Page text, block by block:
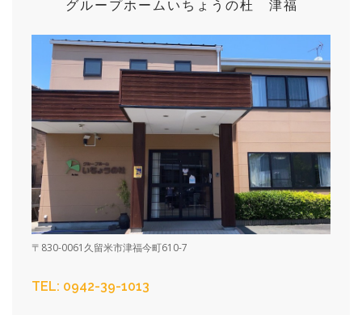
グループホーム いちょうの杜 津福
〒830-0061久留米市津福今町610-7
TEL: 0942-39-1013